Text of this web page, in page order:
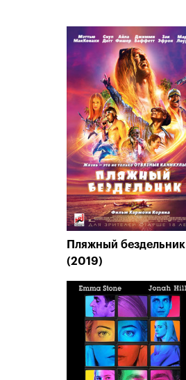
Пляжный бездельник
(2019)